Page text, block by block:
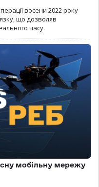
восени 2022 року
що дозволяв
часу.
мобільну мережу